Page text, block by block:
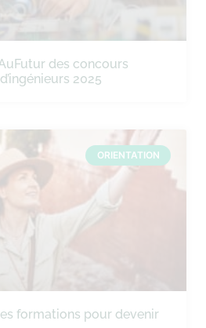
des concours
2025
ORIENTATION
formations pour devenir